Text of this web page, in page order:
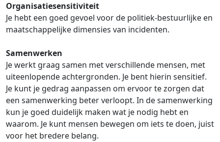
Organisatiesensitiviteit
Je hebt een goed gevoel voor de politiek-bestuurlijke en
maatschappelijke dimensies van incidenten.
Samenwerken
Je werkt graag samen met verschillende mensen, met
uiteenlopende achtergronden. Je bent hierin sensitief.
Je kunt je gedrag aanpassen om ervoor te zorgen dat
een samenwerking beter verloopt. In de samenwerking
kun je goed duidelijk maken wat je nodig hebt en
waarom. Je kunt mensen bewegen om iets te doen, juist
voor het bredere belang.